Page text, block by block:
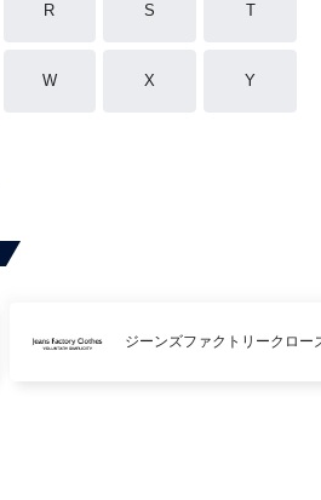
R S T
W X Y
ジーンズファクトリークロー